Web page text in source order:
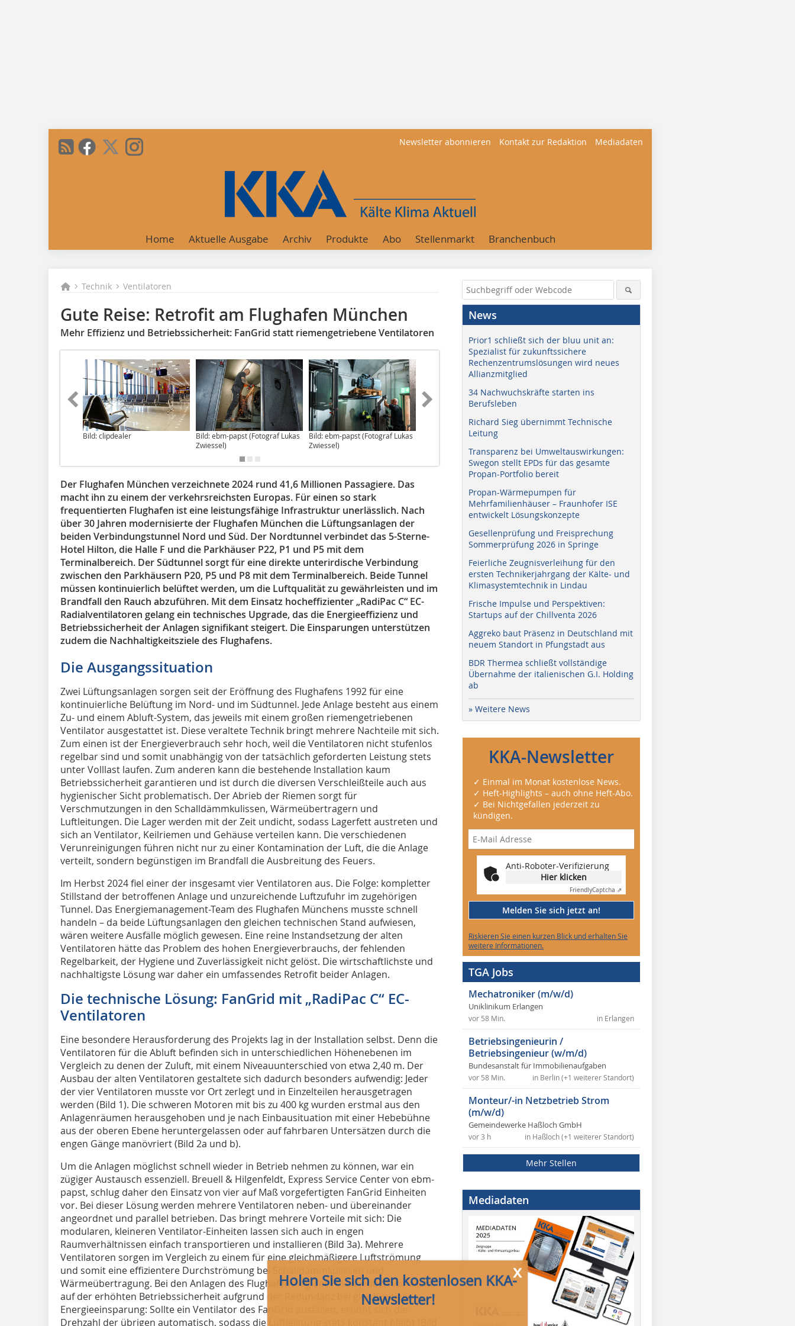
Newsletter abonnieren Kontakt zur Redaktion Mediadaten
Home Aktuelle Ausgabe Archiv Produkte Abo Stellenmarkt Branchenbuch
Technik Ventilatoren
Gute Reise: Retrofit am Flughafen München
Mehr Effizienz und Betriebssicherheit: FanGrid statt riemengetriebene Ventilatoren
Bild: clipdealer
Bild: ebm-papst (Fotograf Lukas
Zwiessel)
Bild: ebm-papst (Fotograf Lukas
Zwiessel)
Bild: ebm-papst (Fotograf Lukas
Der Flughafen München verzeichnete 2024 rund 41,6 Millionen Passagiere. Das
macht ihn zu einem der verkehrsreichsten Europas. Für einen so stark
frequentierten Flughafen ist eine leistungsfähige Infrastruktur unerlässlich. Nach
über 30 Jahren modernisierte der Flughafen München die Lüftungsanlagen der
beiden Verbindungstunnel Nord und Süd. Der Nordtunnel verbindet das 5-Sterne-
Hotel Hilton, die Halle F und die Parkhäuser P22, P1 und P5 mit dem
Terminalbereich. Der Südtunnel sorgt für eine direkte unterirdische Verbindung
zwischen den Parkhäusern P20, P5 und P8 mit dem Terminalbereich. Beide Tunnel
müssen kontinuierlich belüftet werden, um die Luftqualität zu gewährleisten und im
Brandfall den Rauch abzuführen. Mit dem Einsatz hocheffizienter „RadiPac C“ EC-
Radialventilatoren gelang ein technisches ­Upgrade, das die Energieeffizienz und
Betriebssicherheit der Anlagen signifikant steigert. Die Einsparungen unterstützen
zudem die Nachhaltigkeitsziele des Flughafens.
Die Ausgangssituation
Zwei Lüftungsanlagen sorgen seit der Eröffnung des Flughafens 1992 für eine
kontinuierliche Belüftung im Nord- und im Südtunnel. Jede Anlage besteht aus einem
Zu- und einem Abluft-System, das jeweils mit einem großen riemengetriebenen
Ventilator ausgestattet ist. Diese veraltete Technik bringt mehrere Nachteile mit sich.
Zum einen ist der Energieverbrauch sehr hoch, weil die Ventilatoren nicht stufenlos
regelbar sind und somit unabhängig von der tatsächlich geforderten Leistung stets
unter Volllast laufen. Zum anderen kann die bestehende Installation kaum
Betriebssicherheit garantieren und ist durch die diversen Verschleißteile auch aus
hygienischer Sicht problematisch. Der Abrieb der Riemen sorgt für
Verschmutzungen in den Schalldämmkulissen, Wärmeübertragern und
Luftleitungen. Die Lager werden mit der Zeit undicht, sodass Lagerfett austreten und
sich an Ventilator, Keilriemen und Gehäuse verteilen kann. Die verschiedenen
Verunreinigungen führen nicht nur zu einer Kontamination der Luft, die die Anlage
verteilt, sondern begünstigen im Brandfall die Ausbreitung des Feuers.
Im Herbst 2024 fiel einer der insgesamt vier Ventilatoren aus. Die Folge: kompletter
Stillstand der betroffenen Anlage und unzureichende Luftzufuhr im zugehörigen
Tunnel. Das Energiemanagement-Team des Flughafen Münchens musste schnell
handeln – da beide Lüftungsanlagen den gleichen technischen Stand aufwiesen,
wären weitere Ausfälle möglich gewesen. Eine reine Instandsetzung der alten
Ventilatoren hätte das Problem des hohen Energieverbrauchs, der fehlenden
Regelbarkeit, der Hygiene und Zuverlässigkeit nicht gelöst. Die wirtschaftlichste und
nachhaltigste Lösung war daher ein umfassendes Retrofit beider Anlagen.
Die technische Lösung: FanGrid mit „RadiPac C“ EC-
Ventilatoren
Eine besondere Herausforderung des Projekts lag in der Installation selbst. Denn die
Ventilatoren für die Abluft befinden sich in unterschiedlichen Höhenebenen im
Vergleich zu denen der Zuluft, mit einem ­Niveauunterschied von etwa 2,40 m. Der
Ausbau der alten Ventilatoren gestaltete sich dadurch besonders aufwendig: Jeder
der vier Ventilatoren musste vor Ort zerlegt und in Einzelteilen herausgetragen
werden (Bild 1). Die schweren Motoren mit bis zu 400 kg wurden erstmal aus den
Anlagenräumen herausgehoben und je nach Einbausituation mit einer Hebebühne
aus der oberen Ebene heruntergelassen oder auf fahrbaren Untersätzen durch die
engen Gänge manövriert (Bild 2a und b).
Um die Anlagen möglichst schnell wieder in Betrieb nehmen zu können, war ein
zügiger Austausch essenziell. Breuell & Hilgenfeldt, Express Service Center von ebm-
papst, schlug daher den Einsatz von vier auf Maß vorgefertigten FanGrid Einheiten
vor. Bei dieser Lösung werden mehrere Ventilatoren neben- und übereinander
angeordnet und parallel betrieben. Das bringt mehrere Vorteile mit sich: Die
modularen, kleineren Ventilator-Einheiten lassen sich auch in engen
Raumverhältnissen einfach transportieren und installieren (Bild 3a). Mehrere
Ventilatoren sorgen im Vergleich zu einem für eine gleichmäßigere Luftströmung
und somit eine effizientere Durchströmung bei Schalldämmkulissen und
Wärmeübertragung. Bei den Anlagen des Flughafens lag der Fokus jedoch vor allem
auf der erhöhten Betriebssicherheit aufgrund der Redundanz bei gleichzeitiger
Energieeinsparung: Sollte ein Ventilator des FanGrid ausfallen, erhöht sich die
Drehzahl der übrigen automatisch, sodass die Luftleistung stets konstant bleibt (Bild
Holen Sie sich den kostenlosen KKA-
Newsletter!
Sie erhaltenmonatlich „eiskalt servierte“ Meldungen
aus der Kälte-, Klima- und Wärmepumpenbranche
Dazu gibt esLinkszu kostenlosen Apps, Whitepapers
und/oder Websites bzw. Videos sowie Hinweise auf
Last but not least stellen wir Ihnen interessante Artikel
der aktuellen Ausgabe derKKA – Kälte Klima Aktuell
News
Prior1 schließt sich der bluu unit an:
Spezialist für zukunftssichere
Rechenzentrumslösungen wird neues
Allianzmitglied
34 Nachwuchskräfte starten ins
Berufsleben
Richard Sieg übernimmt Technische
Leitung
Transparenz bei Umweltauswirkungen:
Swegon stellt EPDs für das gesamte
Propan-Portfolio bereit
Propan-Wärmepumpen für
Mehrfamilienhäuser – Fraunhofer ISE
entwickelt Lösungskonzepte
Gesellenprüfung und Freisprechung
Sommerprüfung 2026 in Springe
Feierliche Zeugnisverleihung für den
ersten Technikerjahrgang der Kälte- und
Klimasystemtechnik in Lindau
Frische Impulse und Perspektiven:
Startups auf der Chillventa 2026
Aggreko baut Präsenz in Deutschland mit
neuem Standort in Pfungstadt aus
BDR Thermea schließt vollständige
Übernahme der italienischen G.I. Holding
ab
» Weitere News
KKA-Newsletter
✓ Einmal im Monat kostenlose News.
✓ Heft-Highlights – auch ohne Heft-Abo.
✓ Bei Nichtgefallen jederzeit zu
kündigen.
Anti-Roboter-Verifizierung
Hier klicken
FriendlyCaptcha ⇗
Melden Sie sich jetzt an!
Riskieren Sie einen kurzen Blick und erhalten Sie
weitere Informationen.
TGA Jobs
Mechatroniker (m/w/d)
Uniklinikum Erlangen
in Erlangen
vor 58 Min.
Betriebsingenieurin /
Betriebsingenieur (w/m/d)
Bundesanstalt für Immobilienaufgaben
in Berlin (+1 weiterer Standort)
vor 58 Min.
Monteur/-in Netzbetrieb Strom
(m/w/d)
Gemeindewerke Haßloch GmbH
in Haßloch (+1 weiterer Standort)
vor 3 h
Mehr Stellen
Mediadaten